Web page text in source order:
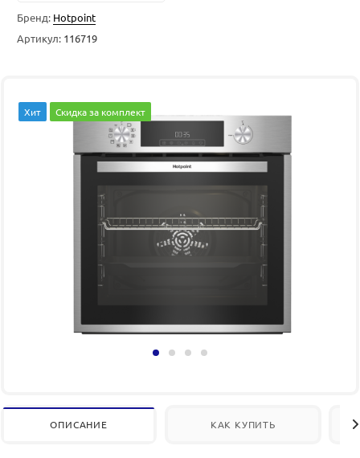
Бренд: Hotpoint
Артикул: 116719
Хит Скидка за комплект
ОПИСАНИЕ КАК КУПИТЬ